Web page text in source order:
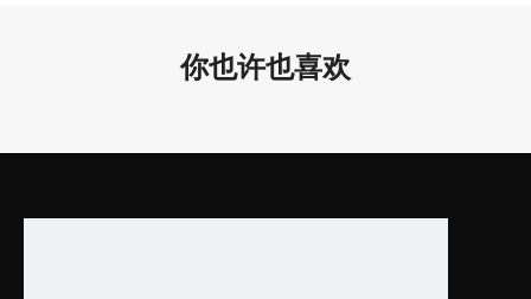
你也许也喜欢